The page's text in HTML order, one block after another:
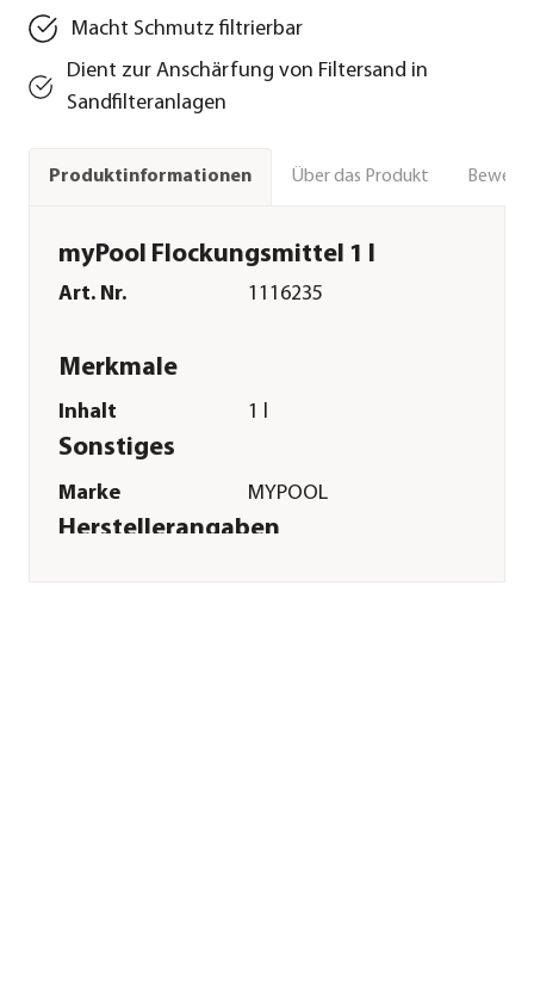
Macht Schmutz filtrierbar
Dient zur Anschärfung von Filtersand in
Sandfilteranlagen
Produktinformationen Über das Produkt
myPool Flockungsmittel 1 l
Art. Nr. 1116235
Merkmale
Inhalt 1 l
Sonstiges
Marke MYPOOL
Herstellerangaben